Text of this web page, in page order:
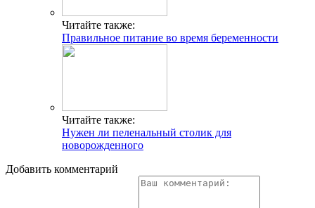
Читайте также:
Правильное питание во время беременности
Читайте также:
Нужен ли пеленальный столик для
новорожденного
Добавить комментарий